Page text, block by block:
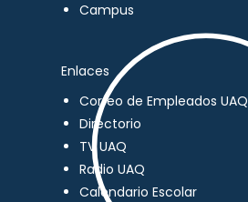
Campus
Enlaces
Correo de Empleados UAQ
Directorio
TV UAQ
Radio UAQ
Calendario Escolar